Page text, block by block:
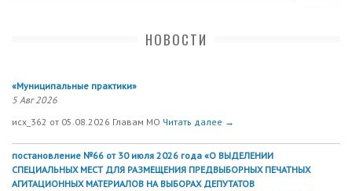
НОВОСТИ
«Муниципальные практики»
5 Авг 2026
исх_362 от 05.08.2026 Главам МО Читать далее →
постановление №66 от 30 июля 2026 года «О ВЫДЕЛЕНИИ
СПЕЦИАЛЬНЫХ МЕСТ ДЛЯ РАЗМЕЩЕНИЯ ПРЕДВЫБОРНЫХ ПЕЧАТНЫХ
АГИТАЦИОННЫХ МАТЕРИАЛОВ НА ВЫБОРАХ ДЕПУТАТОВ